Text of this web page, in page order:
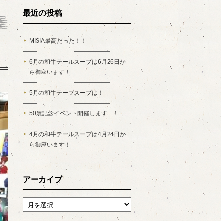
最近の投稿
MISIA最高だった！！
6月の和牛テールスープは6月26日か
ら御座います！
5月の和牛テープスープは！
50歳記念イベント開催します！！
4月の和牛テールスープは4月24日か
ら御座います！
アーカイブ
アーカイブ